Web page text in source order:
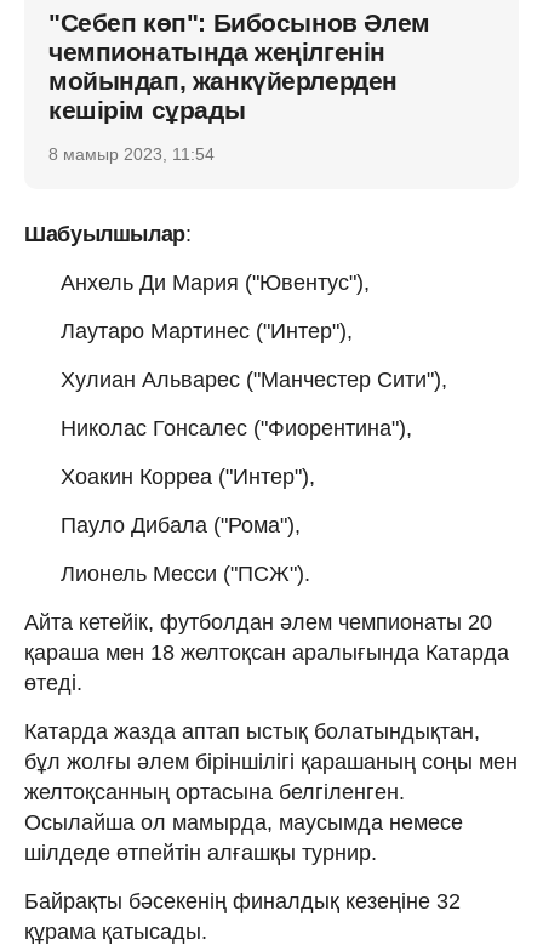
"Себеп көп": Бибосынов Әлем
чемпионатында жеңілгенін
мойындап, жанкүйерлерден
кешірім сұрады
8 мамыр 2023, 11:54
Шабуылшылар:
Анхель Ди Мария ("Ювентус"),
Лаутаро Мартинес ("Интер"),
Хулиан Альварес ("Манчестер Сити"),
Николас Гонсалес ("Фиорентина"),
Хоакин Корреа ("Интер"),
Пауло Дибала ("Рома"),
Лионель Месси ("ПСЖ").
Айта кетейік, футболдан әлем чемпионаты 20
қараша мен 18 желтоқсан аралығында Катарда
өтеді.
Катарда жазда аптап ыстық болатындықтан,
бұл жолғы әлем біріншілігі қарашаның соңы мен
желтоқсанның ортасына белгіленген.
Осылайша ол мамырда, маусымда немесе
шілдеде өтпейтін алғашқы турнир.
Байрақты бәсекенің финалдық кезеңіне 32
құрама қатысады.